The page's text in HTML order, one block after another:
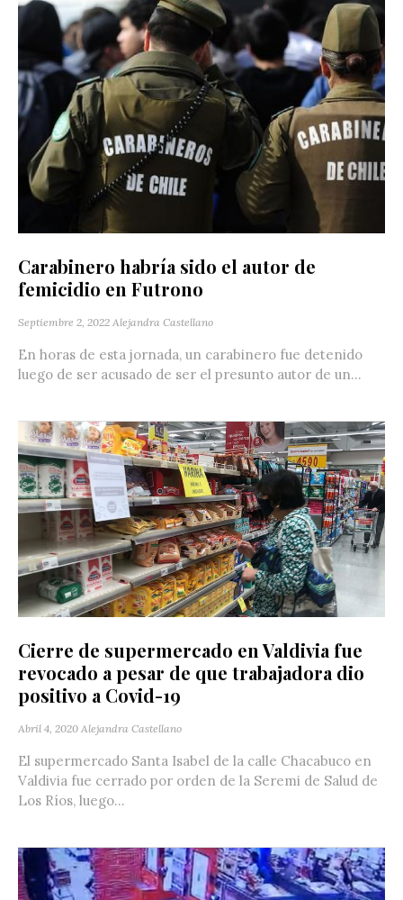
Carabinero habría sido el autor de
femicidio en Futrono
Septiembre 2, 2022 Alejandra Castellano
En horas de esta jornada, un carabinero fue detenido
luego de ser acusado de ser el presunto autor de un...
Cierre de supermercado en Valdivia fue
revocado a pesar de que trabajadora dio
positivo a Covid-19
Abril 4, 2020 Alejandra Castellano
El supermercado Santa Isabel de la calle Chacabuco en
Valdivia fue cerrado por orden de la Seremi de Salud de
Los Ríos, luego...